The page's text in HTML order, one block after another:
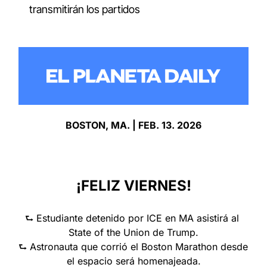
transmitirán los partidos
BOSTON, MA. | FEB. 13. 2026
¡FELIZ VIERNES!
⮑ Estudiante detenido por ICE en MA asistirá al
State of the Union de Trump.
⮑ Astronauta que corrió el Boston Marathon desde
el espacio será homenajeada.